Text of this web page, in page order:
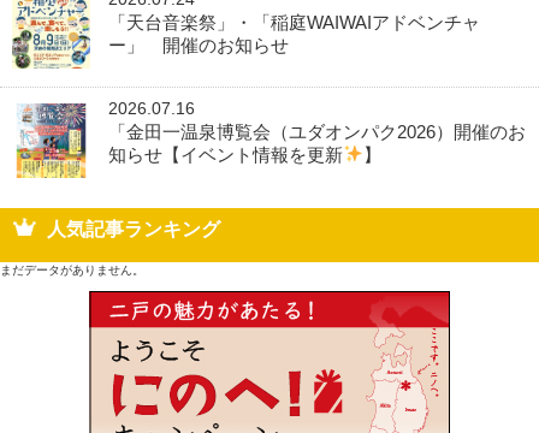
「天台音楽祭」・「稲庭WAIWAIアドベンチャ
ー」 開催のお知らせ
2026.07.16
「金田一温泉博覧会（ユダオンパク2026）開催のお
知らせ【イベント情報を更新
】
人気記事ランキング
まだデータがありません。